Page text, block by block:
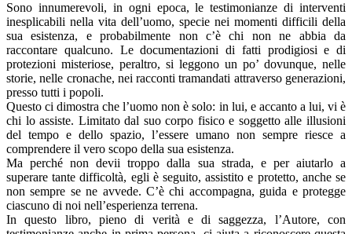
Sono innumerevoli, in ogni epoca, le testimonianze di interventi
inesplicabili nella vita dell’uomo, specie nei momenti difficili della
sua esistenza, e probabilmente non c’è chi non ne abbia da
raccontare qualcuno. Le documentazioni di fatti prodigiosi e di
protezioni misteriose, peraltro, si leggono un po’ dovunque, nelle
storie, nelle cronache, nei racconti tramandati attraverso generazioni,
presso tutti i popoli.
Questo ci dimostra che l’uomo non è solo: in lui, e accanto a lui, vi è
chi lo assiste. Limitato dal suo corpo fisico e soggetto alle illusioni
del tempo e dello spazio, l’essere umano non sempre riesce a
comprendere il vero scopo della sua esistenza.
Ma perché non devii troppo dalla sua strada, e per aiutarlo a
superare tante difficoltà, egli è seguito, assistito e protetto, anche se
non sempre se ne avvede. C’è chi accompagna, guida e protegge
ciascuno di noi nell’esperienza terrena.
In questo libro, pieno di verità e di saggezza, l’Autore, con